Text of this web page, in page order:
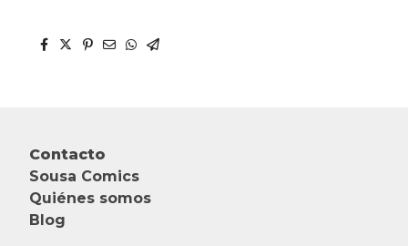
Contacto
Sousa Comics
Quiénes somos
Blog